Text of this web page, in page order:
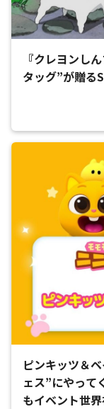
『クレヨンし
タッグ”が贈る
ピンキッツ＆
ェス”にやって
もイベント世